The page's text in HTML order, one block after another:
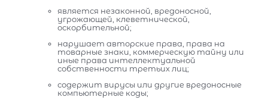
является незаконной, вредоносной,
угрожающей, клеветнической,
оскорбительной;
нарушает авторские права, права на
товарные знаки, коммерческую тайну или
иные права интеллектуальной
собственности третьих лиц;
содержит вирусы или другие вредоносные
компьютерные коды;